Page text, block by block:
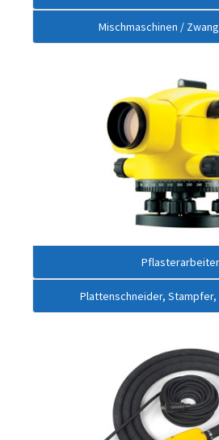
Mischmaschinen /
Plattenschneider,